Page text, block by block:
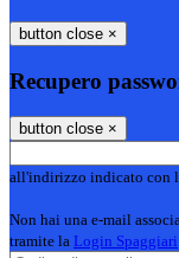
button close ×
Recupero
button close ×
all'indirizzo indicato con
Non hai una e-mail
tramite la Login Spaggiari